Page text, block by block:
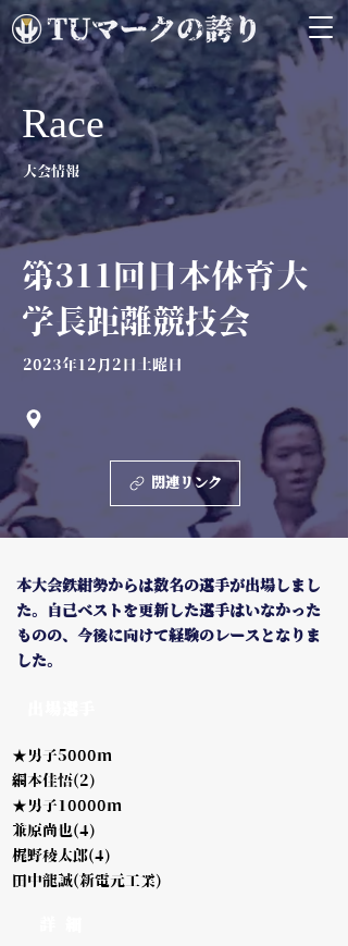
Race
大会情報
第311回日本体育大
学長距離競技会
2023年12月2日土曜日
関連リンク
本大会鉄紺勢からは数名の選手が出場しまし
た。自己ベストを更新した選手はいなかった
ものの、今後に向けて経験のレースとなりま
した。
★男子5000m
網本佳悟(2)
★男子10000m
兼原尚也(4)
梶野稜太郎(4)
田中龍誠(新電元工業)